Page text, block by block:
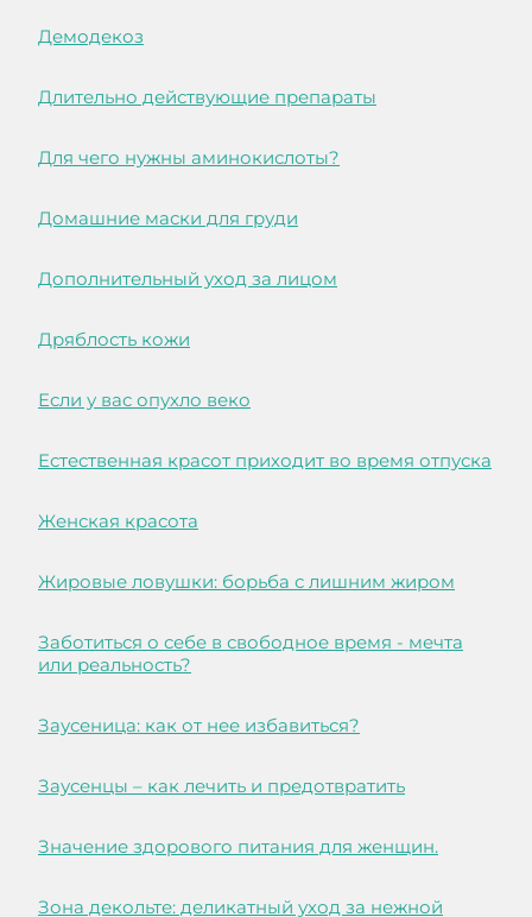
Демодекоз
Длительно действующие препараты
Для чего нужны аминокислоты?
Домашние маски для груди
Дополнительный уход за лицом
Дряблость кожи
Если у вас опухло веко
Естественная красот приходит во время отпуска
Женская красота
Жировые ловушки: борьба с лишним жиром
Заботиться о себе в свободное время - мечта
или реальность?
Заусеница: как от нее избавиться?
Заусенцы – как лечить и предотвратить
Значение здорового питания для женщин.
Зона декольте: деликатный уход за нежной